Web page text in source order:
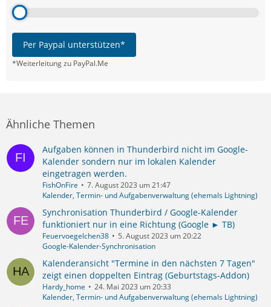
Per Paypal unterstützen*
*Weiterleitung zu PayPal.Me
Ähnliche Themen
Aufgaben können in Thunderbird nicht im Google-
Kalender sondern nur im lokalen Kalender
eingetragen werden.
FishOnFire
7. August 2023 um 21:47
Kalender, Termin- und Aufgabenverwaltung (ehemals Lightning)
Synchronisation Thunderbird / Google-Kalender
funktioniert nur in eine Richtung (Google ► TB)
Feuervoegelchen38
5. August 2023 um 20:22
Google-Kalender-Synchronisation
Kalenderansicht "Termine in den nächsten 7 Tagen"
zeigt einen doppelten Eintrag (Geburtstags-Addon)
Hardy_home
24. Mai 2023 um 20:33
Kalender, Termin- und Aufgabenverwaltung (ehemals Lightning)